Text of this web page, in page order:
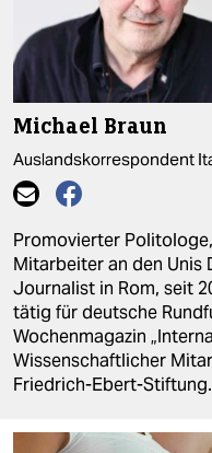
gesellschaft
kultur
sport
berlin
nord
wahrheit
verlag
verlag
veranstaltungen
Michael Braun
Auslandskorrespondent
Promovierter
Mitarbeiter an den Unis
Journalist in Rom, seit
tätig für deutsche
Wochenmagazin
Wissenschaftlicher
Friedrich-Ebert-Stiftung.